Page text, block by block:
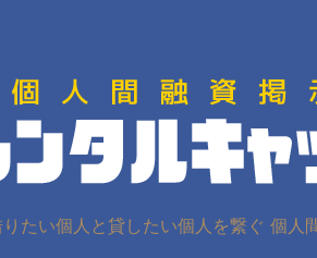
たい個人と貸したい個人を繋ぐ 個人